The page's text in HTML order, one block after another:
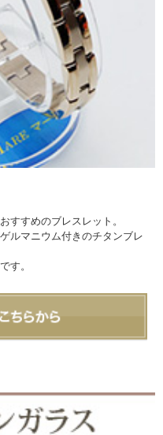
すすめのブレスレット。
ルマニウム付きのチタンブレ
す。